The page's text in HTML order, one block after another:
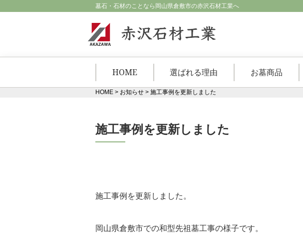
墓石・石材のことなら岡山県倉敷市の赤沢石材工業へ
HOME 選ばれる理由 お墓商品
HOME > お知らせ > 施工事例を更新しました
施工事例を更新しました
施工事例を更新しました。
岡山県倉敷市での和型先祖墓工事の様子です。